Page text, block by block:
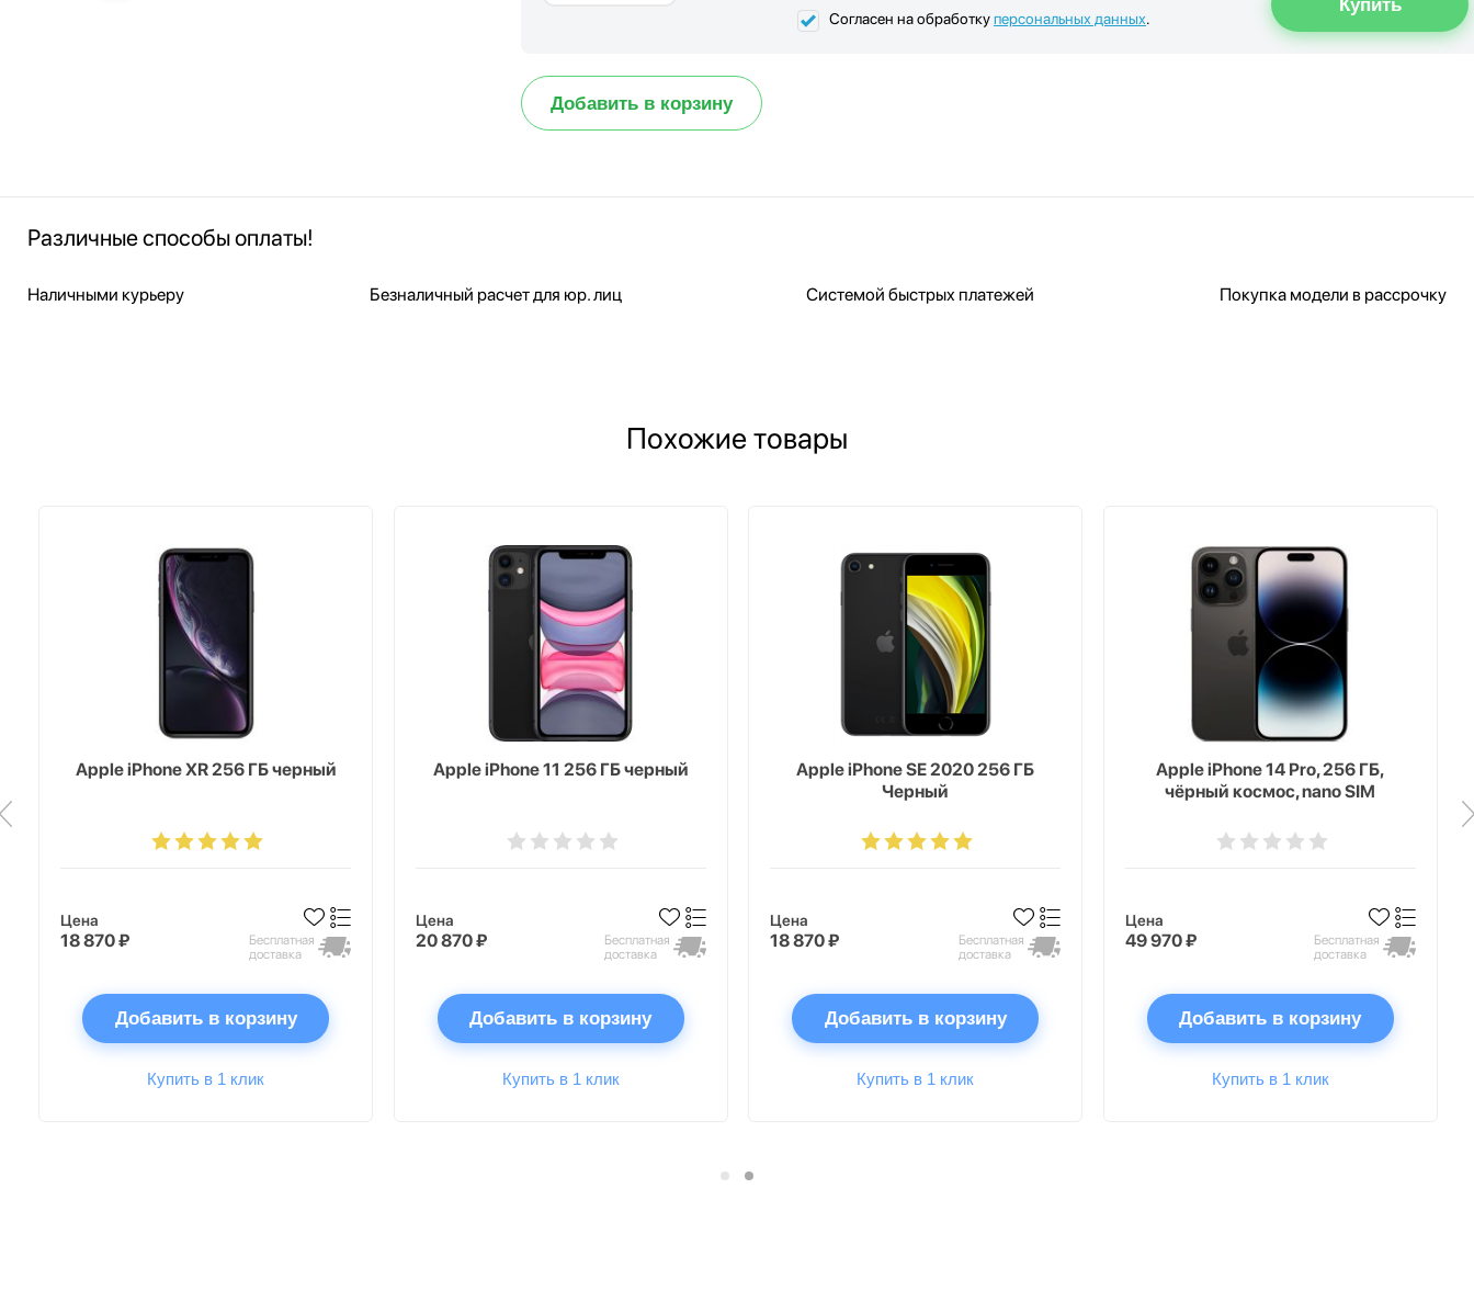
Согласен на обработкуперсональных данных.
Добавить в корзину
Различные способы оплаты!
Наличными курьеру Безналичный расчет для юр. лиц Системой быстрых платежей Покупка модели в рассрочку
Похожие товары
Apple iPhone XR 256 ГБ черный
Цена
18 870 ₽
Бесплатная
доставка
Добавить в корзину
Купить в 1 клик
Apple iPhone 11 256 ГБ черный
Цена
20 870 ₽
Бесплатная
доставка
Добавить в корзину
Купить в 1 клик
Apple iPhone SE 2020 256 ГБ
Черный
Цена
18 870 ₽
Бесплатная
доставка
Добавить в корзину
Купить в 1 клик
Apple iPhone 14 Pro, 256 ГБ,
чёрный космос, nano SIM
Цена
49 970 ₽
Бесплатная
доставка
Добавить в корзину
Купить в 1 клик